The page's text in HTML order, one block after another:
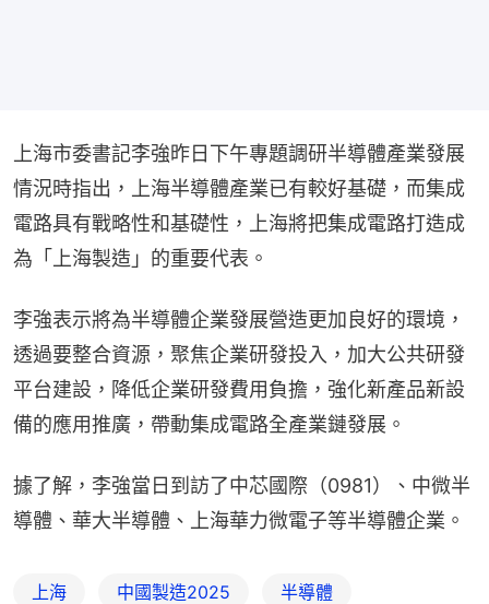
上海市委書記李強昨日下午專題調研半導體產業發展
情況時指出，上海半導體產業已有較好基礎，而集成
電路具有戰略性和基礎性，上海將把集成電路打造成
為「上海製造」的重要代表。
李強表示將為半導體企業發展營造更加良好的環境，
透過要整合資源，聚焦企業研發投入，加大公共研發
平台建設，降低企業研發費用負擔，強化新產品新設
備的應用推廣，帶動集成電路全產業鏈發展。
據了解，李強當日到訪了中芯國際（0981）、中微半
導體、華大半導體、上海華力微電子等半導體企業。
上海 中國製造2025 半導體